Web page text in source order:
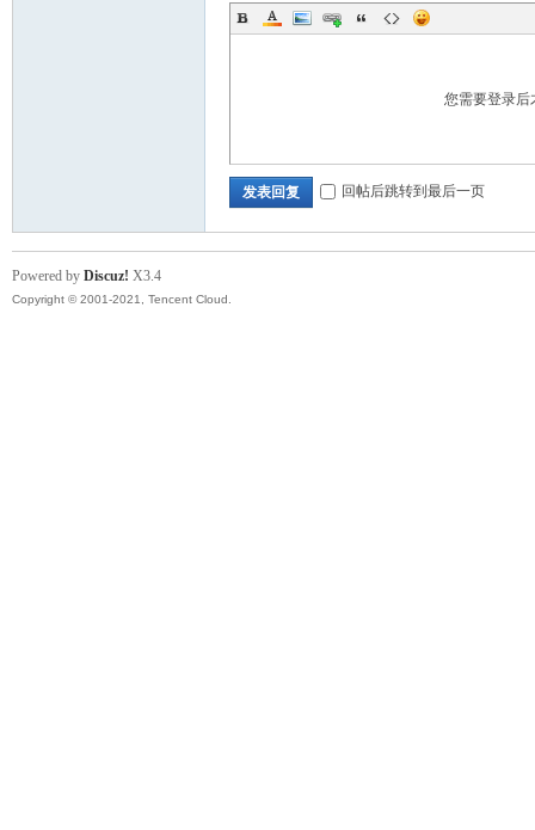
您需要登录
发表回复 回帖后跳转到最后一页
Powered by Discuz! X3.4
Copyright © 2001-2021, Tencent Cloud.